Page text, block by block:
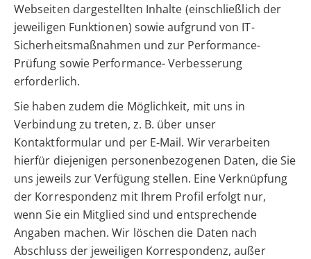
Webseiten dargestellten Inhalte (einschließlich der
jeweiligen Funktionen) sowie aufgrund von IT-
Sicherheitsmaßnahmen und zur Performance-
Prüfung sowie Performance- Verbesserung
erforderlich.
Sie haben zudem die Möglichkeit, mit uns in
Verbindung zu treten, z. B. über unser
Kontaktformular und per E-Mail. Wir verarbeiten
hierfür diejenigen personenbezogenen Daten, die Sie
uns jeweils zur Verfügung stellen. Eine Verknüpfung
der Korrespondenz mit Ihrem Profil erfolgt nur,
wenn Sie ein Mitglied sind und entsprechende
Angaben machen. Wir löschen die Daten nach
Abschluss der jeweiligen Korrespondenz, außer